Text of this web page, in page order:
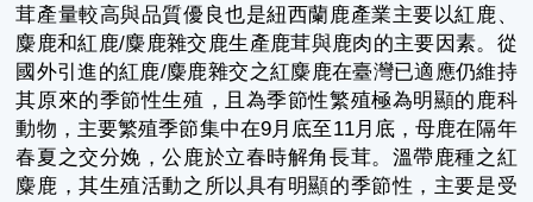
茸產量較高與品質優良也是紐西蘭鹿產業主要以紅鹿、
麋鹿和紅鹿/麋鹿雜交鹿生產鹿茸與鹿肉的主要因素。從
國外引進的紅鹿/麋鹿雜交之紅麋鹿在臺灣已適應仍維持
其原來的季節性生殖，且為季節性繁殖極為明顯的鹿科
動物，主要繁殖季節集中在9月底至11月底，母鹿在隔年
春夏之交分娩，公鹿於立春時解角長茸。溫帶鹿種之紅
麋鹿，其生殖活動之所以具有明顯的季節性，主要是受